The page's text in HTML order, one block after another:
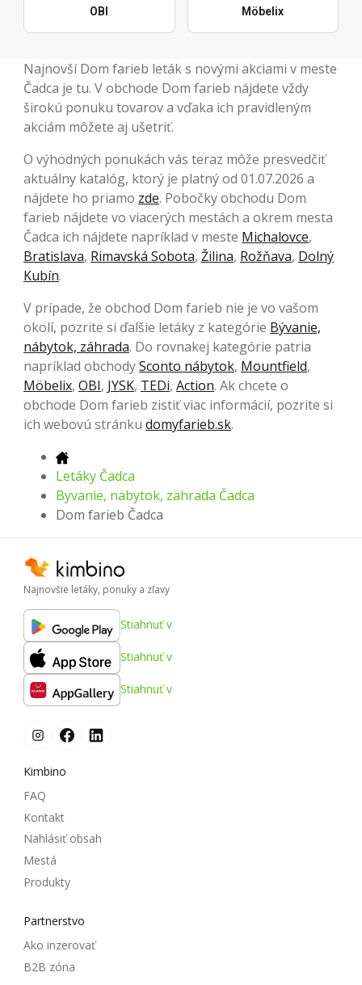
OBI Möbelix
Najnovší Dom farieb leták s novými akciami v meste
Čadca je tu. V obchode Dom farieb nájdete vždy
širokú ponuku tovarov a vďaka ich pravidleným
akciám môžete aj ušetriť.
O výhodných ponukách vás teraz môže presvedčiť
aktuálny katalóg, ktorý je platný od 01.07.2026 a
nájdete ho priamo zde. Pobočky obchodu Dom
farieb nájdete vo viacerých mestách a okrem mesta
Čadca ich nájdete napríklad v meste Michalovce,
Bratislava, Rimavská Sobota, Žilina, Rožňava, Dolný
Kubín.
V prípade, že obchod Dom farieb nie je vo vašom
okolí, pozrite si ďalšie letáky z kategórie Bývanie,
nábytok, záhrada. Do rovnakej kategórie patria
napríklad obchodySconto nábytok, Mountfield,
Möbelix, OBI, JYSK, TEDi, Action. Ak chcete o
obchode Dom farieb zistiť viac informácií, pozrite si
ich webovú stránku domyfarieb.sk.
Letáky Čadca
Byvanie, nabytok, zahrada Čadca
Dom farieb Čadca
Najnovšie letáky, ponuky a zľavy
Stiahnuť v
Stiahnuť v
Stiahnuť v
Kimbino
FAQ
Kontakt
Nahlásiť obsah
Mestá
Produkty
Partnerstvo
Ako inzerovať
B2B zóna